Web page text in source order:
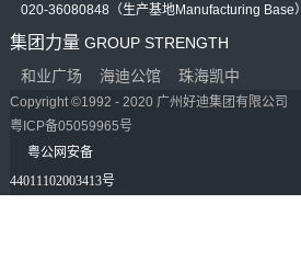
020-36080848（生产基地Manufacturing Base）
集团力量 GROUP STRENGTH
和业广场
海迪公馆 珠海凯中
Copyright ©1992 - 2020 广州好迪集团有限公司
粤ICP备05059965号
粤公网安备
44011102003413号